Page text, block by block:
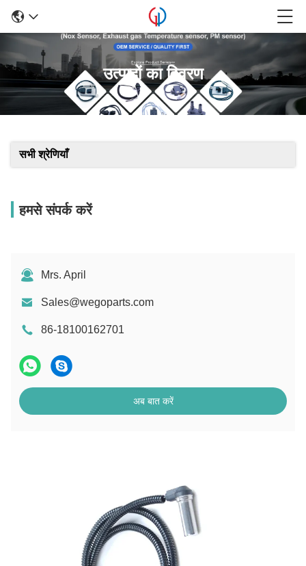
उत्पादों का विवरण
सभी श्रेणियाँ
हमसे संपर्क करें
Mrs. April
Sales@wegoparts.com
86-18100162701
अब बात करें